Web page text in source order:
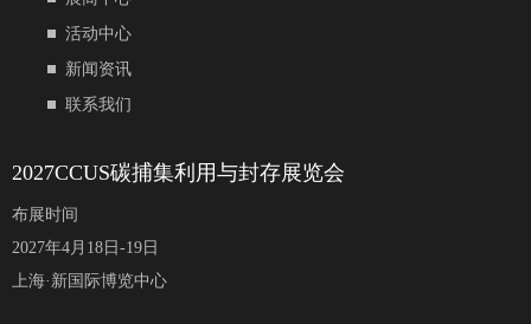
活动中心
新闻资讯
联系我们
2027CCUS碳捕集利用与封存展览会
布展时间
2027年4月18日-19日
上海·新国际博览中心